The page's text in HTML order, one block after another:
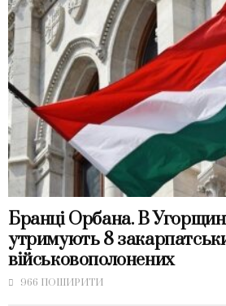
Бранці Орбана. В
утримують 8
військовополонених
966 ПОШИРИТИ